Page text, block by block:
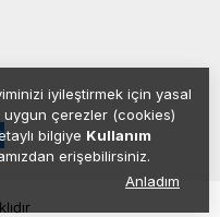
iyileştirmek için yasal
çerezler (cookies)
bilgiye Kullanım
erişebilirsiniz.
Anladım